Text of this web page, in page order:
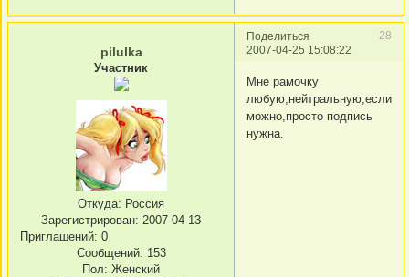
Поделиться
28
2007-04-25 15:08:22
pilulka
Участник
Откуда: Россия
Зарегистрирован: 2007-04-13
Приглашений: 0
Сообщений: 153
Пол: Женский
Мне рамочку
любую,нейтральную,если
можно,просто подпись
нужна.